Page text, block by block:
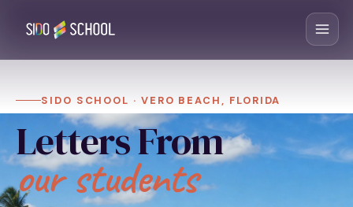
SIDO SCHOOL · VERO BEACH, FLORIDA
Letters From
our students